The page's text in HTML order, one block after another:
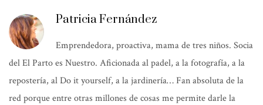
Patricia Fernández
Emprendedora, proactiva, mama de tres niños. Socia
del El Parto es Nuestro. Aficionada al padel, a la fotografía, a la
repostería, al Do it yourself, a la jardinería… Fan absoluta de la
red porque entre otras millones de cosas me permite darle la